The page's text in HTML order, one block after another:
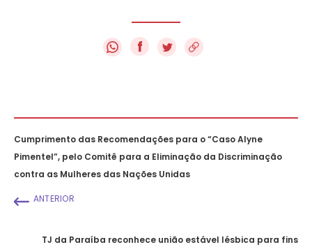
f
Cumprimento das Recomendações para o “Caso Alyne
Pimentel”, pelo Comitê para a Eliminação da Discriminação
contra as Mulheres das Nações Unidas
ANTERIOR
TJ da Paraíba reconhece união estável lésbica para fins